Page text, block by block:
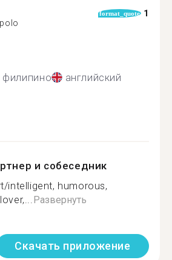
format_quote 1
филипино английский
и собеседник
intelligent, humorous,
Развернуть
Скачать приложение